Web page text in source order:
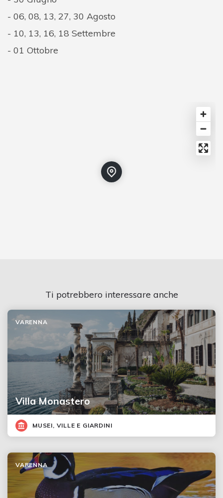
06, 08, 13, 27, 30 Agosto
10, 13, 16, 18 Settembre
01 Ottobre
Ti potrebbero interessare anche
Villa Monastero
VARENNA
MUSEI, VILLE E GIARDINI
VARENNA